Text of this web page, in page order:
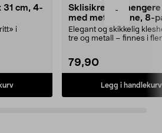
-
31 cm, 4-
i
Sklisikre
med metallpinne, 8-
Elegant og skikkelig
tre og metall – finnes i
79,90
Legg i handlekurv